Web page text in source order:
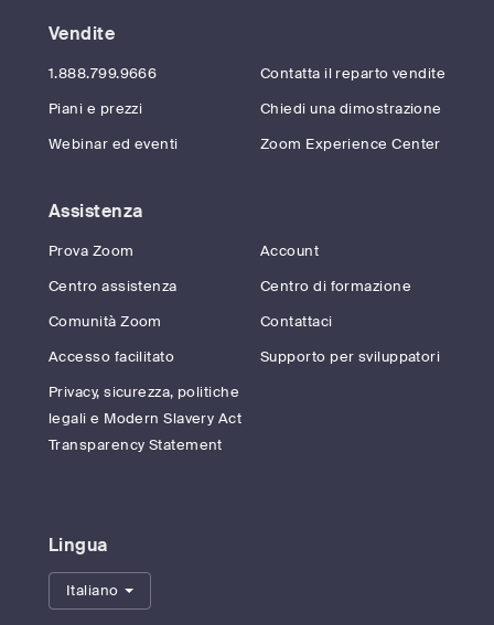
Vendite
1.888.799.9666
Contatta il reparto vendite
Piani e prezzi
Chiedi una dimostrazione
Webinar ed eventi
Zoom Experience Center
Assistenza
Prova Zoom
Account
Centro assistenza
Centro di formazione
Comunità Zoom
Contattaci
Accesso facilitato
Supporto per sviluppatori
Privacy, sicurezza, politiche
legali e Modern Slavery Act
Transparency Statement
Lingua
Italiano